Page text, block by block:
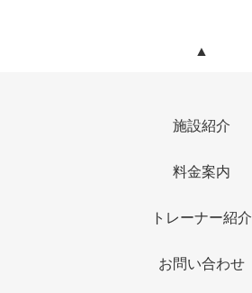
▲
施設紹介
料金案内
トレーナー紹介
お問い合わせ